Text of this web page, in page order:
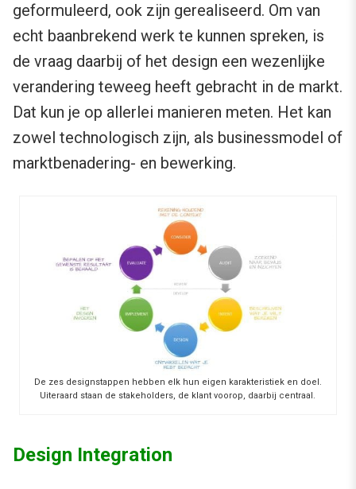
geformuleerd, ook zijn gerealiseerd. Om van
echt baanbrekend werk te kunnen spreken, is
de vraag daarbij of het design een wezenlijke
verandering teweeg heeft gebracht in de markt.
Dat kun je op allerlei manieren meten. Het kan
zowel technologisch zijn, als businessmodel of
marktbenadering- en bewerking.
De zes designstappen hebben elk hun eigen karakteristiek en doel.
Uiteraard staan de stakeholders, de klant voorop, daarbij centraal.
Design Integration